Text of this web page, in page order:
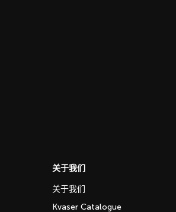
关于我们
关于我们
Kvaser Catalogue